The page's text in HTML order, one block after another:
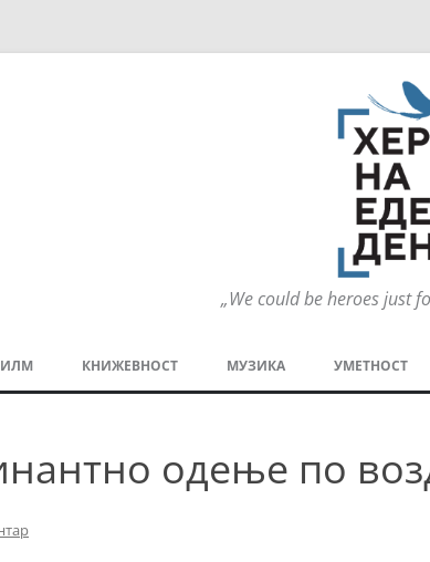
„We could be heroes just
КНИЖЕВНОСТ МУЗИКА УМЕТНОСТ
одење по